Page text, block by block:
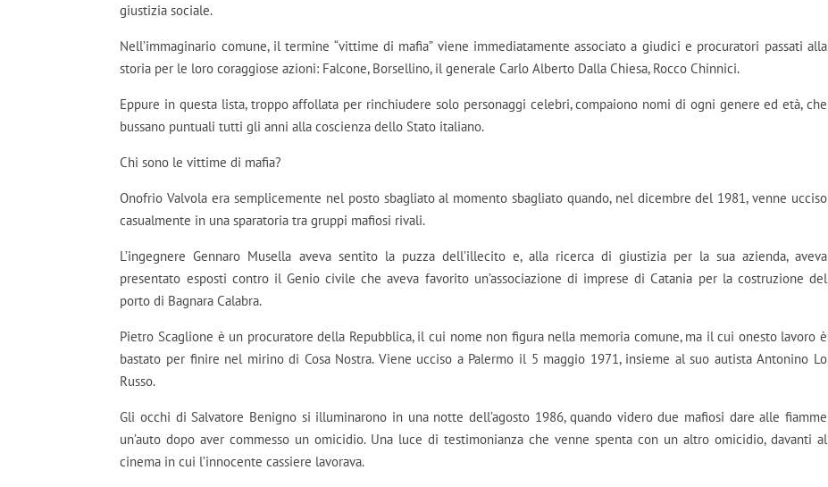
giustizia sociale.
Nell’immaginario comune, il termine “vittime di mafia” viene immediatamente associato a giudici e procuratori passati alla
storia per le loro coraggiose azioni: Falcone, Borsellino, il generale Carlo Alberto Dalla Chiesa, Rocco Chinnici.
Eppure in questa lista, troppo affollata per rinchiudere solo personaggi celebri, compaiono nomi di ogni genere ed età, che
bussano puntuali tutti gli anni alla coscienza dello Stato italiano.
Chi sono le vittime di mafia?
Onofrio Valvola era semplicemente nel posto sbagliato al momento sbagliato quando, nel dicembre del 1981, venne ucciso
casualmente in una sparatoria tra gruppi mafiosi rivali.
L’ingegnere Gennaro Musella aveva sentito la puzza dell’illecito e, alla ricerca di giustizia per la sua azienda, aveva
presentato esposti contro il Genio civile che aveva favorito un’associazione di imprese di Catania per la costruzione del
porto di Bagnara Calabra.
Pietro Scaglione è un procuratore della Repubblica, il cui nome non figura nella memoria comune, ma il cui onesto lavoro è
bastato per finire nel mirino di Cosa Nostra. Viene ucciso a Palermo il 5 maggio 1971, insieme al suo autista Antonino Lo
Russo.
Gli occhi di Salvatore Benigno si illuminarono in una notte dell’agosto 1986, quando videro due mafiosi dare alle fiamme
un’auto dopo aver commesso un omicidio. Una luce di testimonianza che venne spenta con un altro omicidio, davanti al
cinema in cui l’innocente cassiere lavorava.